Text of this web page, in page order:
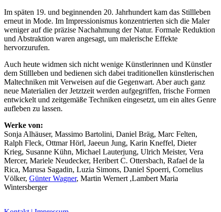
Buchbesprechungen von Harald Schwiers
Haralds Streifzüge
Hörtipps von Harald Schwiers
Kunstausflüge mit Sigrid Balke
Marc Peschke – Out of The Länd
Im späten 19. und beginnenden 20. Jahrhundert kam das Stillleben
erneut in Mode. Im Impressionismus konzentrierten sich die Maler
weniger auf die präzise Nachahmung der Natur. Formale Reduktion
und Abstraktion waren angesagt, um malerische Effekte
hervorzurufen.
Auch heute widmen sich nicht wenige Künstlerinnen und Künstler
dem Stillleben und bedienen sich dabei traditionellen künstlerischen
Maltechniken mit Verweisen auf die Gegenwart. Aber auch ganz
neue Materialien der Jetztzeit werden aufgegriffen, frische Formen
entwickelt und zeitgemäße Techniken eingesetzt, um ein altes Genre
aufleben zu lassen.
Werke von:
Sonja Alhäuser, Massimo Bartolini, Daniel Bräg, Marc Felten,
Ralph Fleck, Ottmar Hörl, Jaeeun Jung, Karin Kneffel, Dieter
Krieg, Susanne Kühn, Michael Lauterjung, Ulrich Meister, Vera
Mercer, Mariele Neudecker, Heribert C. Ottersbach, Rafael de la
Rica, Marusa Sagadin, Luzia Simons, Daniel Spoerri, Cornelius
Völker, Günter Wagner, Martin Wernert ,Lambert Maria
Wintersberger